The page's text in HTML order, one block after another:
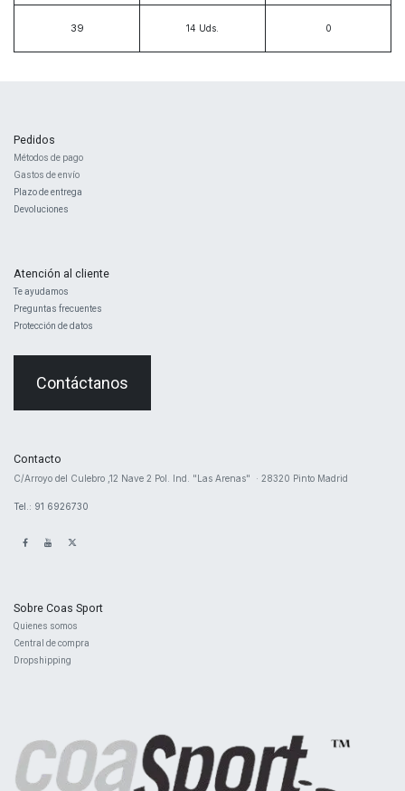
39 14 Uds.
Pedidos
Métodos de pago
Gastos de envío
Plazo de entrega
Devoluciones
Atención al cliente
Te ayudamos
Preguntas frecuentes
Protección de datos
Contáctanos
Contacto
​C/Arroyo del Culebro ,12 Nave 2 ​Pol. Ind. "Las Arenas" · 28320 Pinto Madrid
Tel.: 91 6926730
Sobre Coas Sport
Quienes ​somos
Central de compra
Dropshipping